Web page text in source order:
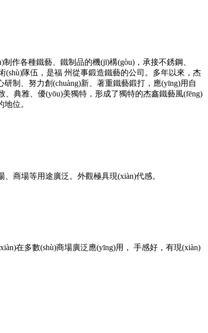
制作各種鐵藝、鐵制品的機(jī)構(gòu)，承接不銹鋼、
(shù)隊伍，是福 州從事鍛造鐵藝的公司。多年以來，杰
制、努力創(chuàng)新、著重鐵藝鍛打，應(yīng)用自
、典雅、優(yōu)美獨特，形成了獨特的杰鑫鐵藝風(fēng)
地位。
商場等用途廣泛。外觀極具現(xiàn)代感。
在多數(shù)商場廣泛應(yīng)用， 手感好，有現(xiàn)